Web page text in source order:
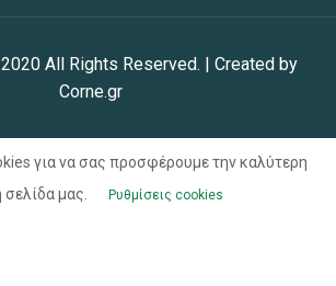
All Rights Reserved. | Created by
Corne.gr
για να σας προσφέρουμε την καλύτερη
μας.
Ρυθμίσεις cookies